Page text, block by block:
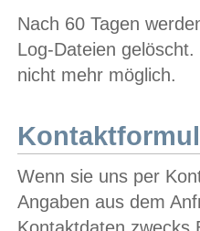
Nach 60 Tagen
Log-Dateien
nicht mehr möglich.
Wenn sie uns per
Angaben aus dem